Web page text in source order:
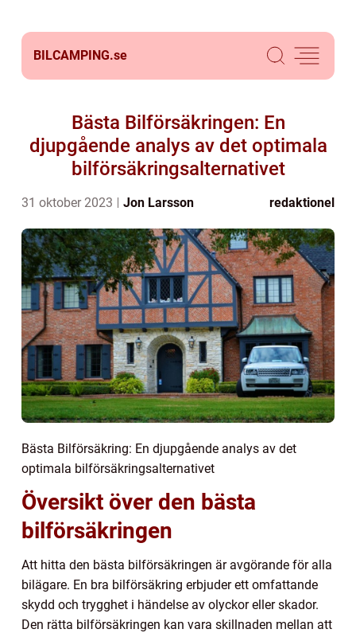
BILCAMPING.se
Bästa Bilförsäkringen: En
djupgående analys av det optimala
bilförsäkringsalternativet
31 oktober 2023 Jon Larsson redaktionel
Bästa Bilförsäkring: En djupgående analys av det
optimala bilförsäkringsalternativet
Översikt över den bästa
bilförsäkringen
Att hitta den bästa bilförsäkringen är avgörande för alla
bilägare. En bra bilförsäkring erbjuder ett omfattande
skydd och trygghet i händelse av olyckor eller skador.
Den rätta bilförsäkringen kan vara skillnaden mellan att